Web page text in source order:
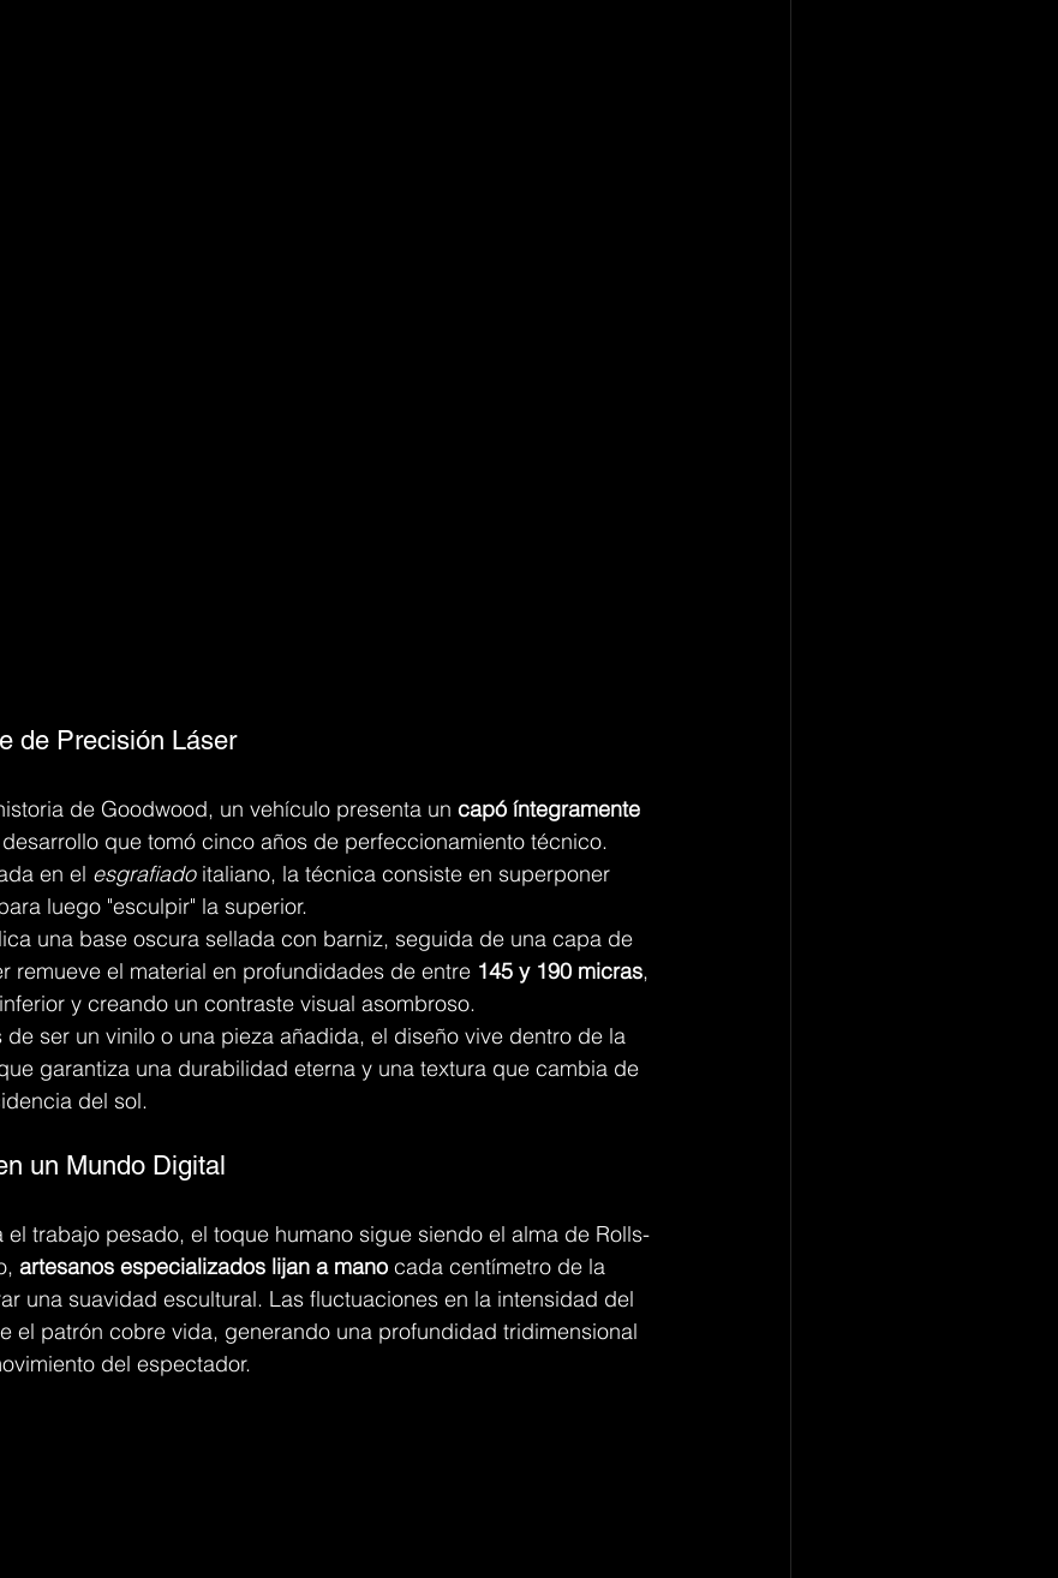
de Precisión Láser
de Goodwood, un vehículo presenta un capó íntegramente
que tomó cinco años de perfeccionamiento técnico.
en el esgrafiado italiano, la técnica consiste en superponer
luego "esculpir" la superior.
una base oscura sellada con barniz, seguida de una capa de
remueve el material en profundidades de entre 145 y 190 micras,
y creando un contraste visual asombroso.
de ser un vinilo o una pieza añadida, el diseño vive dentro de la
garantiza una durabilidad eterna y una textura que cambia de
del sol.
un Mundo Digital
el trabajo pesado, el toque humano sigue siendo el alma de Rolls-
artesanos especializados lijan a mano cada centímetro de la
una suavidad escultural. Las fluctuaciones en la intensidad del
el patrón cobre vida, generando una profundidad tridimensional
del espectador.